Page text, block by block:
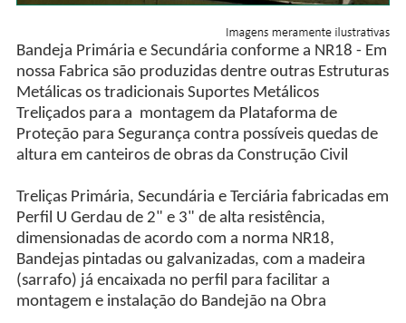
Bandeja Primária e Secundária conforme a NR18 - Em
nossa Fabrica são produzidas dentre outras Estruturas
Metálicas os tradicionais Suportes Metálicos
Treliçados para a montagem da Plataforma de
Proteção para Segurança contra possíveis quedas de
altura em canteiros de obras da Construção Civil
Treliças Primária, Secundária e Terciária fabricadas em
Perfil U Gerdau de 2" e 3" de alta resistência,
dimensionadas de acordo com a norma NR18,
Bandejas pintadas ou galvanizadas, com a madeira
(sarrafo) já encaixada no perfil para facilitar a
montagem e instalação do Bandejão na Obra